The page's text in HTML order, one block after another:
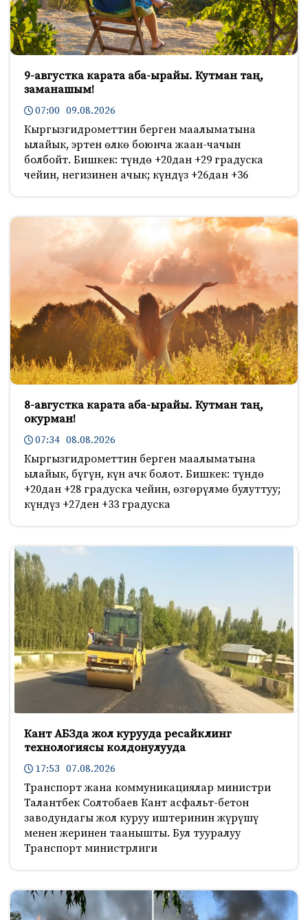
9-августка карата аба-ырайы. Кутман таң,
заманашым!
07:00 09.08.2026
Кыргызгидрометтин берген маалыматына
ылайык, эртен өлкө боюнча жаан-чачын
болбойт. Бишкек: түндө +20дан +29 градуска
чейин, негизинен ачык; күндүз +26дан +36
8-августка карата аба-ырайы. Кутман таң,
окурман!
07:34 08.08.2026
Кыргызгидрометтин берген маалыматына
ылайык, бүгүн, күн ачк болот. Бишкек: түндө
+20дан +28 градуска чейин, өзгөрүлмө булуттуу;
күндүз +27ден +33 градуска
Кант АБЗда жол курууда ресайклинг
технологиясы колдонулууда
17:53 07.08.2026
Транспорт жана коммуникациялар министри
Талантбек Солтобаев Кант асфальт-бетон
заводундагы жол куруу иштеринин жүрүшү
менен жеринен таанышты. Бул тууралуу
Транспорт министрлиги